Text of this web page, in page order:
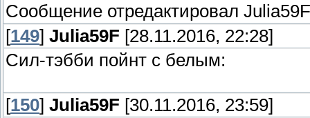
Сообщение отредактировал Julia59F
[149] Julia59F [28.11.2016, 22:28]
Сил-тэбби пойнт с белым:
[150] Julia59F [30.11.2016, 23:59]